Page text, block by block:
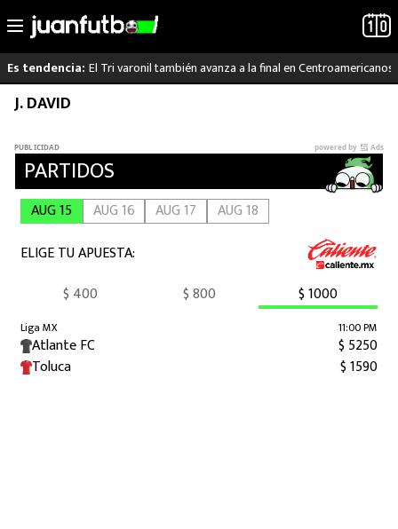
Saltar
Es tendencia: El Tri varonil también avanza a la final en Centroamericanos
LO ÚLTIMO
LIGA MX
RAYADOS
ATLANTE
SELECCIÓN MEXICANA
FUTBOL INTERNACIONAL
J. DAVID